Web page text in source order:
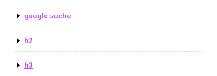
google suche
h2
h3